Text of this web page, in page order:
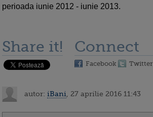
perioada iunie 2012 - iunie 2013.
Share it! Connect
Facebook Twitter
autor: iBani , 27 aprilie 2016 11:43